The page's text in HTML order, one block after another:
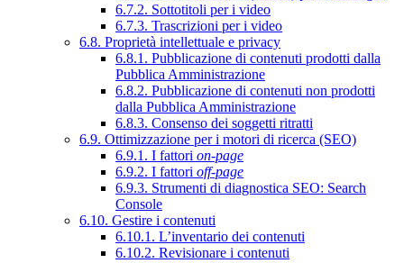
6.7.2. Sottotitoli per i video
6.7.3. Trascrizioni per i video
6.8. Proprietà intellettuale e privacy
6.8.1. Pubblicazione di contenuti prodotti dalla
Pubblica Amministrazione
6.8.2. Pubblicazione di contenuti non prodotti
dalla Pubblica Amministrazione
6.8.3. Consenso dei soggetti ritratti
6.9. Ottimizzazione per i motori di ricerca (SEO)
6.9.1. I fattori on-page
6.9.2. I fattori off-page
6.9.3. Strumenti di diagnostica SEO: Search
Console
6.10. Gestire i contenuti
6.10.1. L’inventario dei contenuti
6.10.2. Revisionare i contenuti